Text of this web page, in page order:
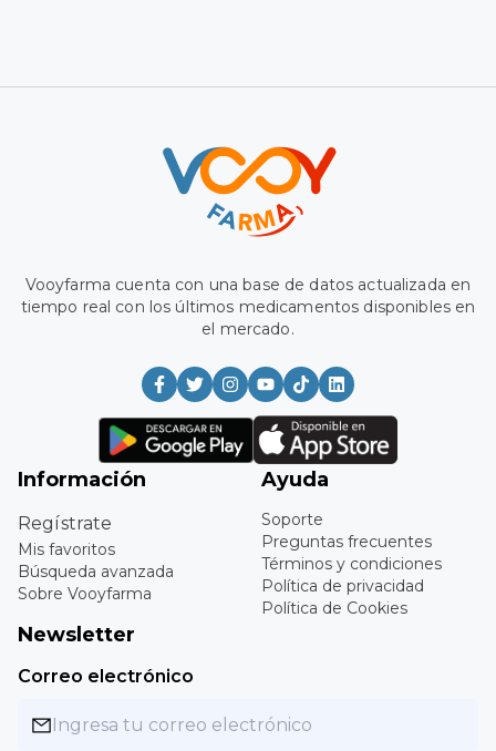
Vooyfarma cuenta con una base de datos actualizada en
tiempo real con los últimos medicamentos disponibles en
el mercado.
Información
Regístrate
Mis favoritos
Búsqueda avanzada
Sobre Vooyfarma
Ayuda
Soporte
Preguntas frecuentes
Términos y condiciones
Política de privacidad
Política de Cookies
Newsletter
Correo electrónico